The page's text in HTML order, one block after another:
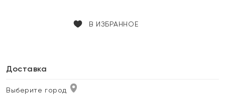
В ИЗБРАННОЕ
Доставка
Выберите город